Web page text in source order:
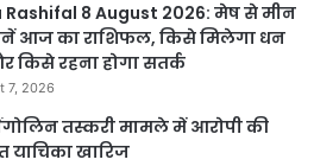
Rashifal 8 August 2026: मेष से मीन
आज का राशिफल, किसे मिलेगा धन
किसे रहना होगा सतर्क
7, 2026
तस्करी मामले में आरोपी की
याचिका खारिज